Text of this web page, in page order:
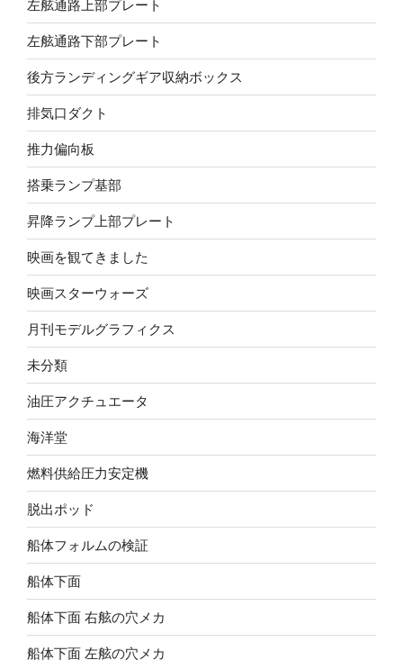
左舷通路上部プレート
左舷通路下部プレート
後方ランディングギア収納ボックス
排気口ダクト
推力偏向板
搭乗ランプ基部
昇降ランプ上部プレート
映画を観てきました
映画スターウォーズ
月刊モデルグラフィクス
未分類
油圧アクチュエータ
海洋堂
燃料供給圧力安定機
脱出ポッド
船体フォルムの検証
船体下面
船体下面 右舷の穴メカ
船体下面 左舷の穴メカ